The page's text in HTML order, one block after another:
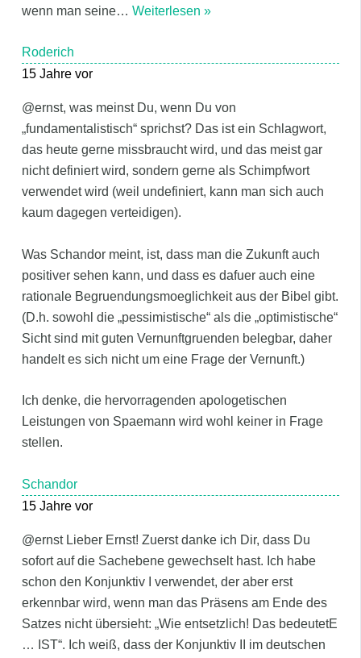
wenn man seine… Weiterlesen »
Roderich
15 Jahre vor
@ernst, was meinst Du, wenn Du von
„fundamentalistisch“ sprichst? Das ist ein Schlagwort,
das heute gerne missbraucht wird, und das meist gar
nicht definiert wird, sondern gerne als Schimpfwort
verwendet wird (weil undefiniert, kann man sich auch
kaum dagegen verteidigen).
Was Schandor meint, ist, dass man die Zukunft auch
positiver sehen kann, und dass es dafuer auch eine
rationale Begruendungsmoeglichkeit aus der Bibel gibt.
(D.h. sowohl die „pessimistische“ als die „optimistische“
Sicht sind mit guten Vernunftgruenden belegbar, daher
handelt es sich nicht um eine Frage der Vernunft.)
Ich denke, die hervorragenden apologetischen
Leistungen von Spaemann wird wohl keiner in Frage
stellen.
Schandor
15 Jahre vor
@ernst Lieber Ernst! Zuerst danke ich Dir, dass Du
sofort auf die Sachebene gewechselt hast. Ich habe
schon den Konjunktiv I verwendet, der aber erst
erkennbar wird, wenn man das Präsens am Ende des
Satzes nicht übersieht: „Wie entsetzlich! Das bedeutetE
… IST“. Ich weiß, dass der Konjunktiv II im deutschen